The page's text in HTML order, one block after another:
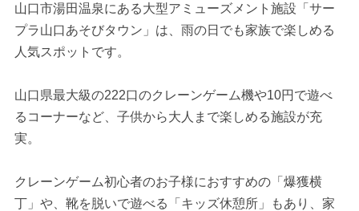
山口市湯田温泉にある大型アミューズメント施設「サー
プラ山口あそびタウン」は、雨の日でも家族で楽しめる
人気スポットです。
山口県最大級の222口のクレーンゲーム機や10円で遊べ
るコーナーなど、子供から大人まで楽しめる施設が充
実。
クレーンゲーム初心者のお子様におすすめの「爆獲横
丁」や、靴を脱いで遊べる「キッズ休憩所」もあり、家